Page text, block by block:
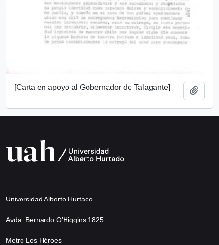
[Carta en apoyo al Gobernador de Talagante]
Universidad Alberto Hurtado
Avda. Bernardo O’Higgins 1825
Metro Los Héroes